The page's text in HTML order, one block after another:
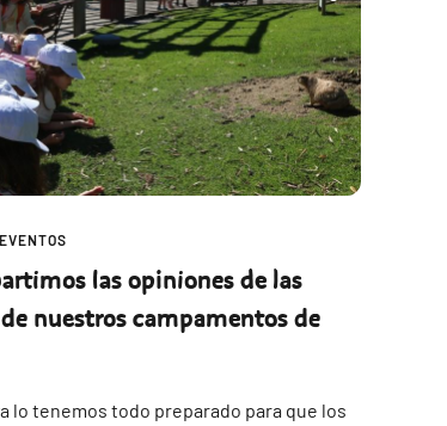
EVENTOS
las opiniones de las
nuestros campamentos de
lo tenemos todo preparado para que los